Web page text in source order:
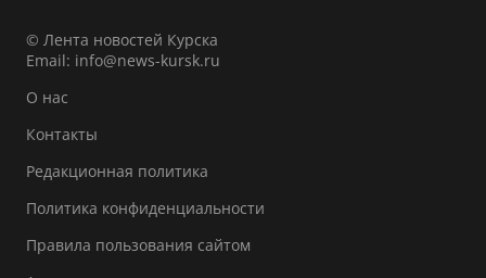
© Лента новостей Курска
Email: info@news-kursk.ru
О нас
Контакты
Редакционная политика
Политика конфиденциальности
Правила пользования сайтом